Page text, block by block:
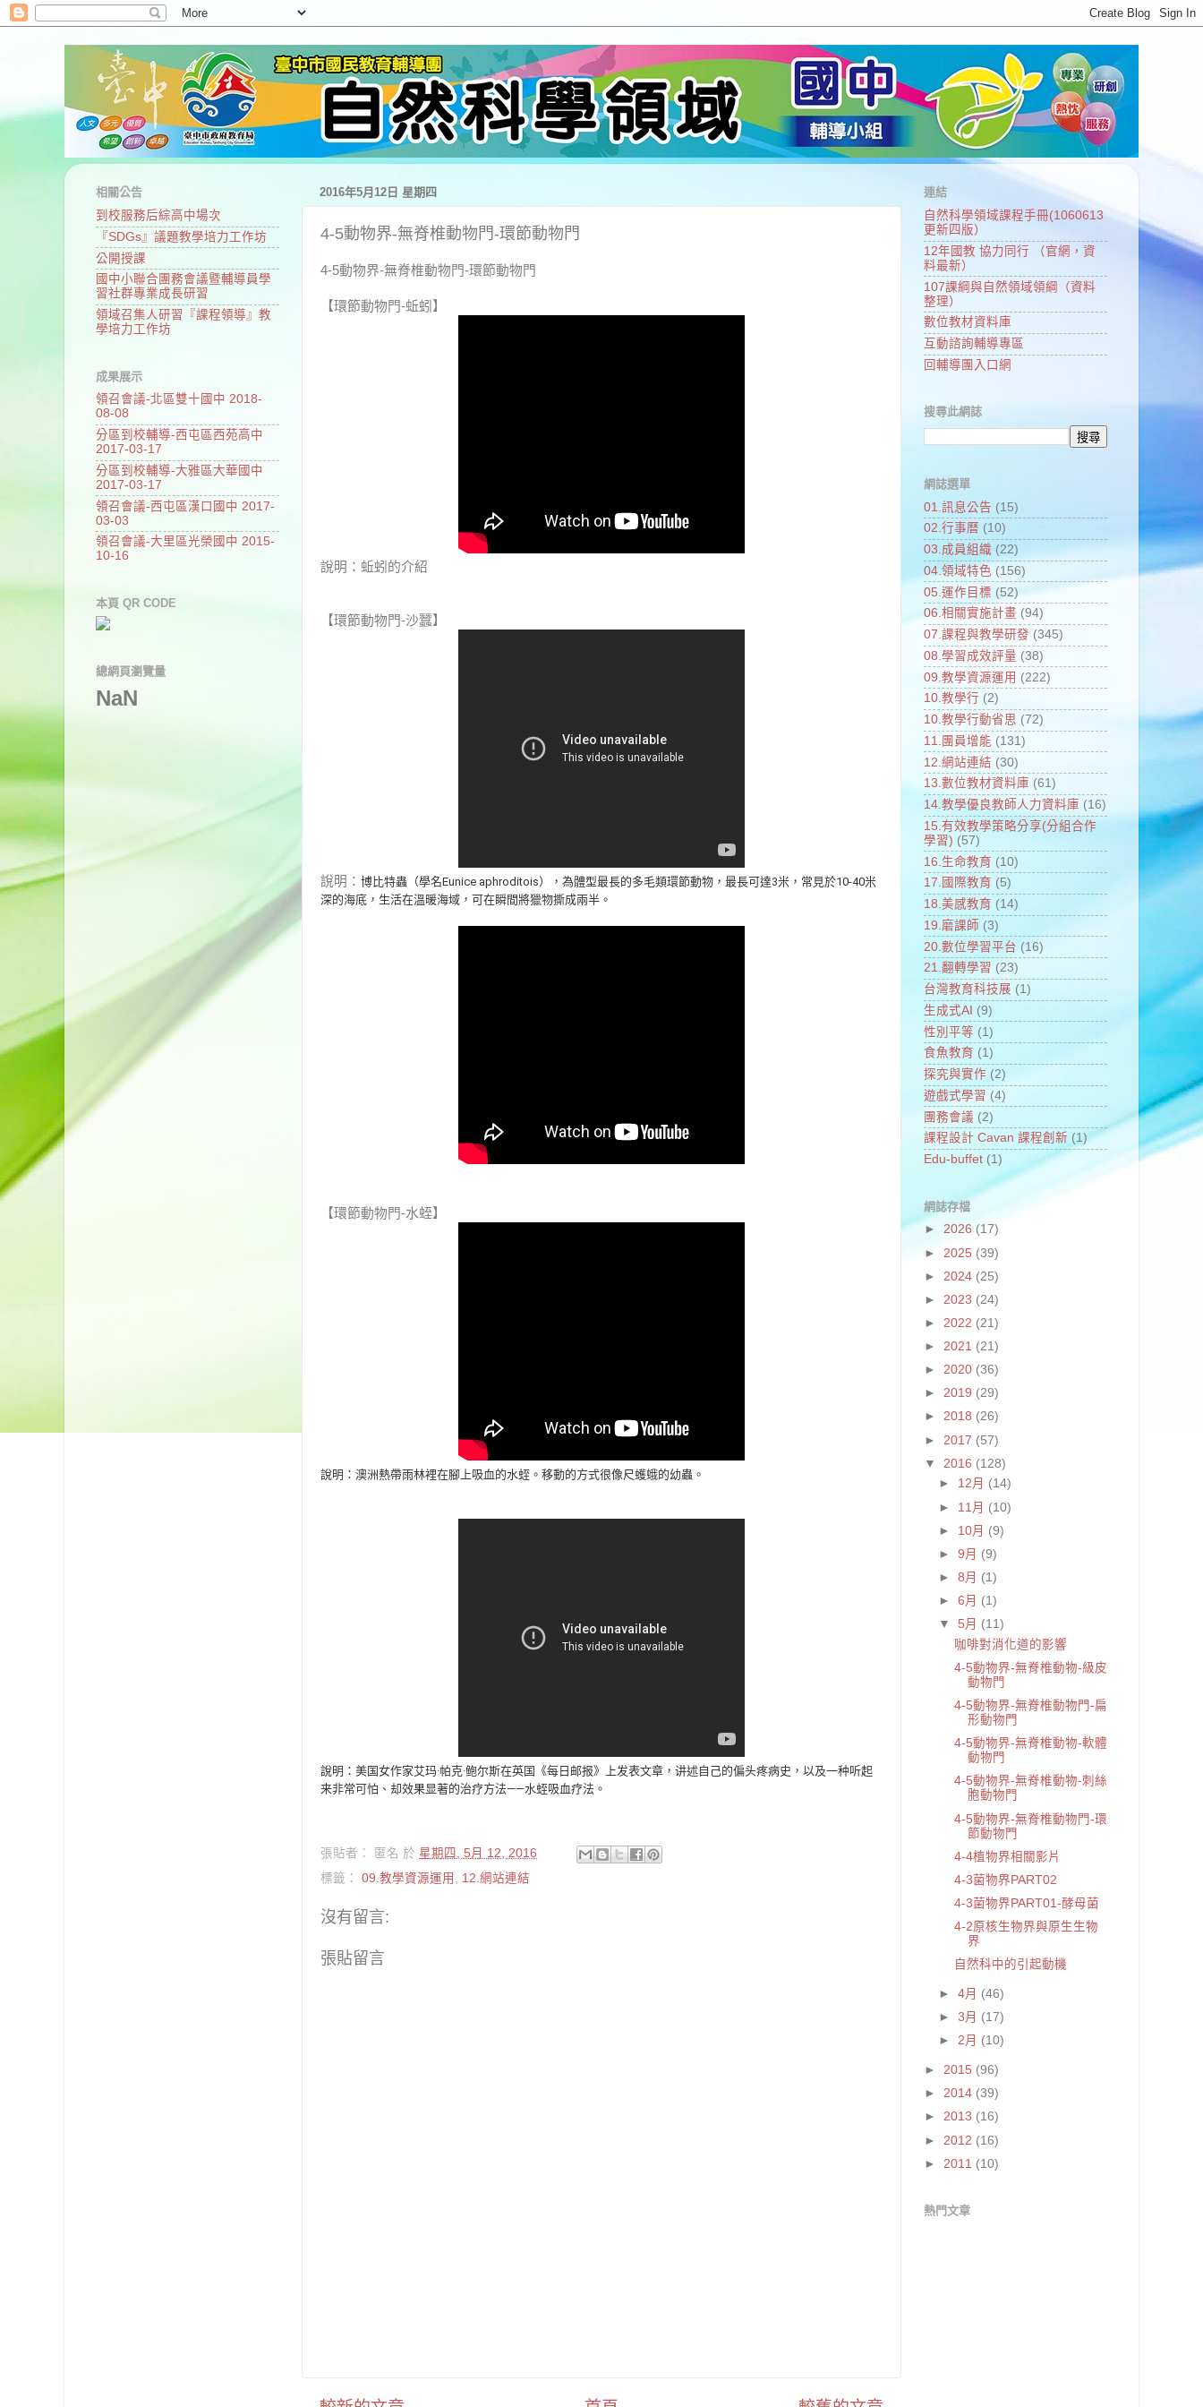
2016年5月12日 星期四
4-5動物界-無脊椎動物門-環節動物門
4-5動物界-無脊椎動物門-環節動物門
【環節動物門-蚯蚓】
說明：蚯蚓的介紹
【環節動物門-沙蠶】
說明： 博比特蟲（學名Eunice aphroditois），為體型最長的多毛類環節動物，最長可達3米，常見於10-­40米
深的海底，生活在溫暖海域，可在瞬間將獵物撕成兩半。
【環節動物門-水蛭】
說明：澳洲熱帶雨林裡在腳上吸血的水蛭。 移動的方式很像尺蠖蛾的幼蟲。
說明：美国女作家艾玛·帕克·鲍尔斯在英国《每日邮报》上发表文章，讲述自己的偏头疼病史， ­以及一种听起
来非常可怕、却效果显著的治疗方法——水蛭吸血疗法。
張貼者： 匿名 於 星期四, 5月 12, 2016
標籤： 09.教學資源運用 12.網站連結
沒有留言:
張貼留言
相關公告
到校服務后綜高中場次
『SDGs』議題教學培力工作坊
公開授課
國中小聯合團務會議暨輔導員學
習社群專業成長研習
領域召集人研習『課程領導』教
學培力工作坊
成果展示
領召會議-北區雙十國中 2018-
08-08
分區到校輔導-西屯區西苑高中
2017-03-17
分區到校輔導-大雅區大華國中
2017-03-17
領召會議-西屯區漢口國中 2017-
03-03
領召會議-大里區光榮國中 2015-
10-16
本頁 QR CODE
總網頁瀏覽量
NaN
連結
自然科學領域課程手冊(1060613
更新四版）
12年國教 協力同行 （官網，資
料最新）
107課綱與自然領域領綱（資料
整理）
數位教材資料庫
互動諮詢輔導專區
回輔導團入口網
搜尋此網誌
網誌選單
01.訊息公告 (15)
02.行事曆 (10)
03.成員組織 (22)
04.領域特色 (156)
05.運作目標 (52)
06.相關實施計畫 (94)
07.課程與教學研發 (345)
08.學習成效評量 (38)
09.教學資源運用 (222)
10.教學行 (2)
10.教學行動省思 (72)
11.團員增能 (131)
12.網站連結 (30)
13.數位教材資料庫 (61)
14.教學優良教師人力資料庫 (16)
15.有效教學策略分享(分組合作
學習) (57)
16.生命教育 (10)
17.國際教育 (5)
18.美感教育 (14)
19.磨課師 (3)
20.數位學習平台 (16)
21.翻轉學習 (23)
台灣教育科技展 (1)
生成式AI (9)
性別平等 (1)
食魚教育 (1)
探究與實作 (2)
遊戲式學習 (4)
團務會議 (2)
課程設計 Cavan 課程創新 (1)
Edu-buffet (1)
網誌存檔
► 2026 (17)
► 2025 (39)
► 2024 (25)
► 2023 (24)
► 2022 (21)
► 2021 (21)
► 2020 (36)
► 2019 (29)
► 2018 (26)
► 2017 (57)
▼ 2016 (128)
► 12月 (14)
► 11月 (10)
► 10月 (9)
►9月 (9)
►8月 (1)
►6月 (1)
▼ 5月 (11)
咖啡對消化道的影響
4-5動物界-無脊椎動物-級皮
動物門
4-5動物界-無脊椎動物門-扁
形動物門
4-5動物界-無脊椎動物-軟體
動物門
4-5動物界-無脊椎動物-刺絲
胞動物門
4-5動物界-無脊椎動物門-環
節動物門
4-4植物界相關影片
4-3菌物界PART02
4-3菌物界PART01-酵母菌
4-2原核生物界與原生生物
界
自然科中的引起動機
►4月 (46)
►3月 (17)
►2月 (10)
► 2015 (96)
► 2014 (39)
► 2013 (16)
► 2012 (16)
► 2011 (10)
熱門文章